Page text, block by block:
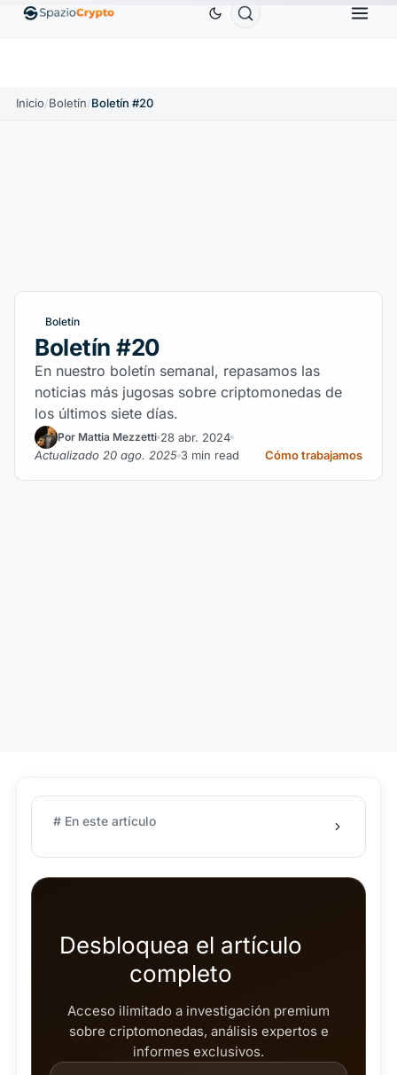
↑1.10% EthereumETH1880,58 US$ TetherUSDT ↑0.00%
Inicio/Boletín/Boletín #20
Boletín
Boletín #20
En nuestro boletín semanal, repasamos las
noticias más jugosas sobre criptomonedas de
los últimos siete días.
Por Mattia Mezzetti 28 abr. 2024
Actualizado 20 ago. 2025 3 min read Cómo trabajamos
# En este artículo
Desbloquea el artículo
completo
Acceso ilimitado a investigación premium
sobre criptomonedas, análisis expertos e
informes exclusivos.